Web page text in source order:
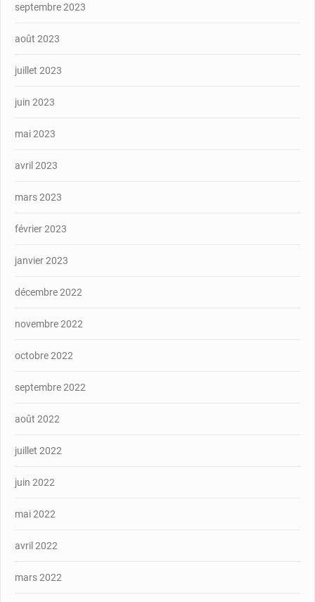
septembre 2023
août 2023
juillet 2023
juin 2023
mai 2023
avril 2023
mars 2023
février 2023
janvier 2023
décembre 2022
novembre 2022
octobre 2022
septembre 2022
août 2022
juillet 2022
juin 2022
mai 2022
avril 2022
mars 2022